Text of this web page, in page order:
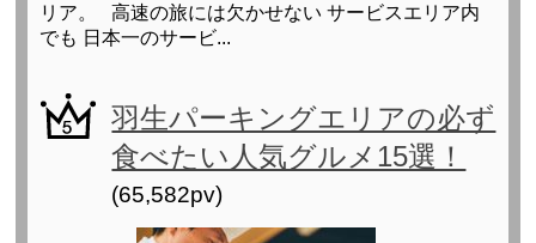
リア。 高速の旅には欠かせない サービスエリア内
でも 日本一のサービ...
羽生パーキングエリアの必ず
食べたい人気グルメ15選！
(65,582pv)